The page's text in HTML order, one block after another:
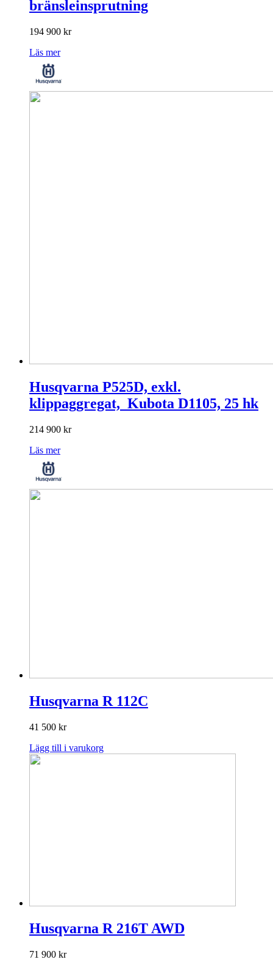
bränsleinsprutning
194 900 kr
Läs mer
Husqvarna P525D, exkl.
klippaggregat, Kubota D1105, 25 hk
214 900 kr
Läs mer
Husqvarna R 112C
41 500 kr
Lägg till i varukorg
Husqvarna R 216T AWD
71 900 kr